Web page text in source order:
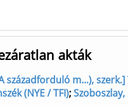
akták
századforduló m...),
(NYE / TFI);